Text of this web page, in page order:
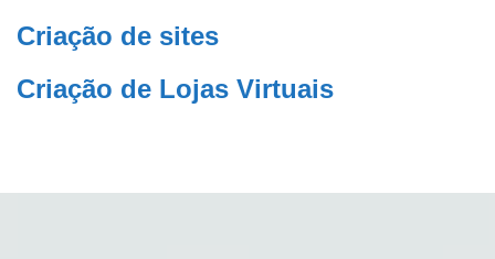
Criação de sites
Criação de Lojas Virtuais